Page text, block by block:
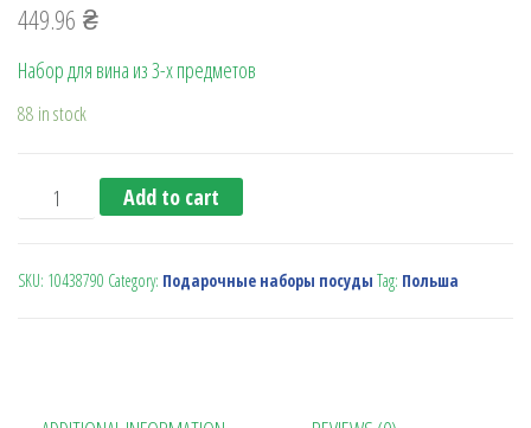
449.96 ₴
Набор для вина из 3-х предметов
88 in stock
Набор для вина (Bohemia) quantity
Add to cart
SKU: 10438790 Category: Подарочные наборы посуды Tag: Польша